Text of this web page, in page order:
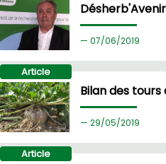
07/06/2019
Article
Bilan des tours
29/05/2019
Article